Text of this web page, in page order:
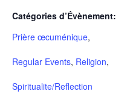
Catégories d’Évènement:
Prière œcuménique,
Regular Events, Religion,
Spiritualite/Reflection